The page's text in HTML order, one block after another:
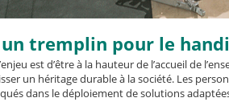
tremplin pour le
est d’être à la hauteur de l’accueil de
un héritage durable à la société. Les
dans le déploiement de solutions